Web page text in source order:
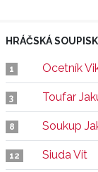
HRÁČSKÁ
1 Ocetník
3 Toufar
8 Soukup
12 Siuda Vít